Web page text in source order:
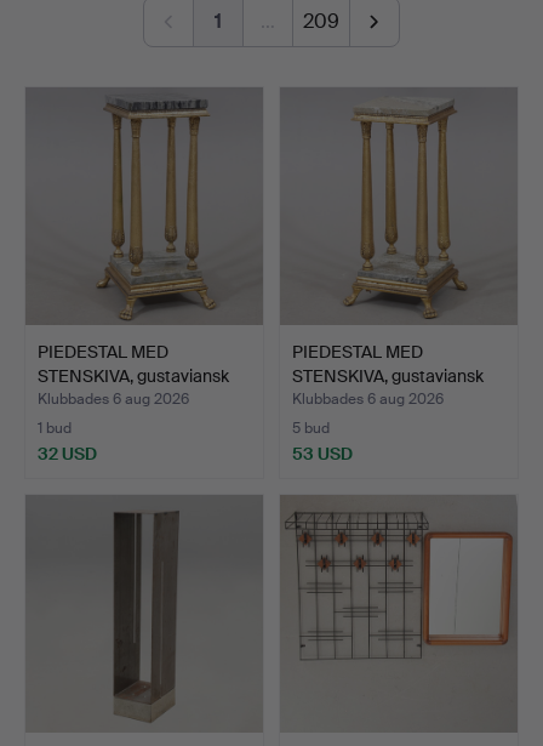
1 … 209
PIEDESTAL MED
STENSKIVA, gustaviansk
stil,…
Klubbades 6 aug 2026
1 bud
32 USD
PIEDESTAL MED
STENSKIVA, gustaviansk
stil,…
Klubbades 6 aug 2026
5 bud
53 USD